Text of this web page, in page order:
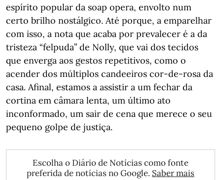
espírito popular da soap opera, envolto num
certo brilho nostálgico. Até porque, a emparelhar
com isso, a nota que acaba por prevalecer é a da
tristeza “felpuda” de Nolly, que vai dos tecidos
que enverga aos gestos repetitivos, como o
acender dos múltiplos candeeiros cor-de-rosa da
casa. Afinal, estamos a assistir a um fechar da
cortina em câmara lenta, um último ato
inconformado, um sair de cena que merece o seu
pequeno golpe de justiça.
Escolha o Diário de Notícias como fonte
preferida de notícias no Google. Saber mais